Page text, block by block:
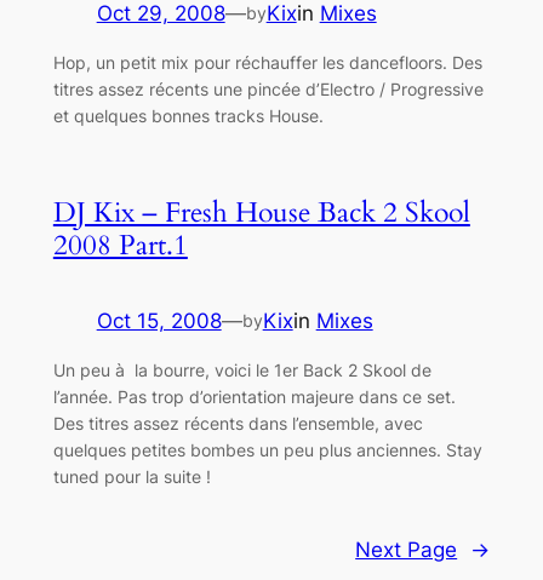
Oct 29, 2008—byKixin Mixes
Hop, un petit mix pour réchauffer les dancefloors. Des
titres assez récents une pincée d’Electro / Progressive
et quelques bonnes tracks House.
DJ Kix – Fresh House Back 2 Skool
2008 Part.1
Oct 15, 2008—byKixin Mixes
Un peu à la bourre, voici le 1er Back 2 Skool de
l’année. Pas trop d’orientation majeure dans ce set.
Des titres assez récents dans l’ensemble, avec
quelques petites bombes un peu plus anciennes. Stay
tuned pour la suite !
Next Page →